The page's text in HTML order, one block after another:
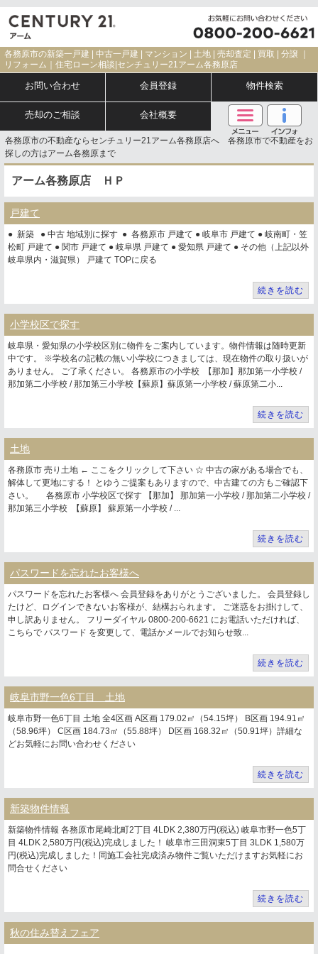
各務原市の新築一戸建 | 中古一戸建 | マンション | 土地 | 売却査定 | 買取 | 分譲 ｜
リフォーム｜住宅ローン相談|センチュリー21アーム各務原店
お問い合わせ 会員登録 物件検索
売却のご相談 会社概要
各務原市の不動産ならセンチュリー21アーム各務原店へ 各務原市で不動産をお
探しの方はアーム各務原まで
アーム各務原店 ＨＰ
戸建て
● 新築 ● 中古 地域別に探す ● 各務原市 戸建て ● 岐阜市 戸建て ● 岐南町・笠
松町 戸建て ● 関市 戸建て ● 岐阜県 戸建て ● 愛知県 戸建て ● その他（上記以外
岐阜県内・滋賀県） 戸建て TOPに戻る
続きを読む
小学校区で探す
岐阜県・愛知県の小学校区別に物件をご案内しています。物件情報は随時更新
中です。 ※学校名の記載の無い小学校につきましては、現在物件の取り扱いが
ありません。 ご了承ください。 各務原市の小学校 【那加】那加第一小学校 /
那加第二小学校 / 那加第三小学校【蘇原】蘇原第一小学校 / 蘇原第二小...
続きを読む
土地
各務原市 売り土地 ← ここをクリックして下さい ☆ 中古の家がある場合でも、
解体して更地にする！ とゆうご提案もありますので、中古建ての方もご確認下
さい。 各務原市 小学校区で探す 【那加】 那加第一小学校 / 那加第二小学校 /
那加第三小学校 【蘇原】 蘇原第一小学校 / ...
続きを読む
パスワードを忘れたお客様へ
パスワードを忘れたお客様へ 会員登録をありがとうございました。 会員登録し
たけど、ログインできないお客様が、結構おられます。 ご迷惑をお掛けして、
申し訳ありません。 フリーダイヤル 0800-200-6621 にお電話いただければ、
こちらで パスワード を変更して、電話かメールでお知らせ致...
続きを読む
岐阜市野一色6丁目 土地
岐阜市野一色6丁目 土地 全4区画 A区画 179.02㎡（54.15坪） B区画 194.91㎡
（58.96坪） C区画 184.73㎡（55.88坪） D区画 168.32㎡（50.91坪）詳細な
どお気軽にお問い合わせください
続きを読む
新築物件情報
新築物件情報 各務原市尾崎北町2丁目 4LDK 2,380万円(税込) 岐阜市野一色5丁
目 4LDK 2,580万円(税込)完成しました！ 岐阜市三田洞東5丁目 3LDK 1,580万
円(税込)完成しました！同施工会社完成済み物件ご覧いただけますお気軽にお
問合せください
続きを読む
秋の住み替えフェア